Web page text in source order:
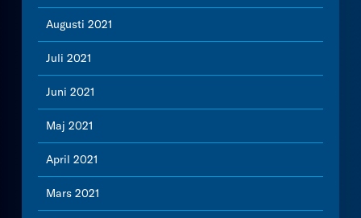
Augusti 2021
Juli 2021
Juni 2021
Maj 2021
April 2021
Mars 2021